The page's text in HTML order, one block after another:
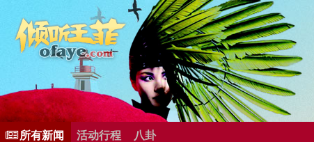
有歌曲专辑
王菲新闻王菲的精美图片王菲精彩视频王菲论坛给王菲留言用户中心王
所有新闻 活动行程 八卦